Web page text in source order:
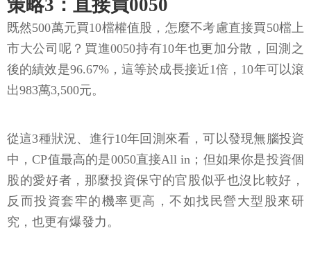
策略3：直接買0050
既然500萬元買10檔權值股，怎麼不考慮直接買50檔上
市大公司呢？買進0050持有10年也更加分散，回測之
後的績效是96.67%，這等於成長接近1倍，10年可以滾
出983萬3,500元。
從這3種狀況、進行10年回測來看，可以發現無腦投資
中，CP值最高的是0050直接All in；但如果你是投資個
股的愛好者，那麼投資保守的官股似乎也沒比較好，
反而投資套牢的機率更高，不如找民營大型股來研
究，也更有爆發力。